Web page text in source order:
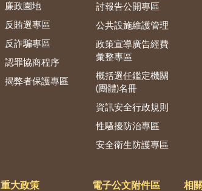
廉政園地
反賄選專區
反詐騙專區
認罪協商程序
揭弊者保護專區
討報告公開專區
公共設施維護管理
政策宣導廣告經費
彙整專區
概括選任鑑定機關
(團體)名冊
資訊安全行政規則
性騷擾防治專區
安全衛生防護專區
重大政策 電子公文附件區 相